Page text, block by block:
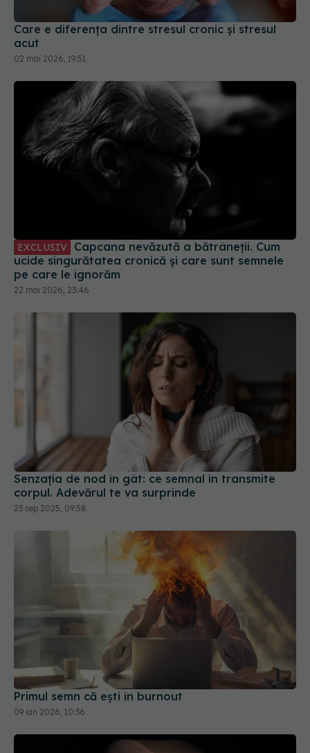
Care e diferența dintre stresul cronic și stresul
acut
02 mai 2026, 19:51
EXCLUSIV
ucide singurătatea cronică și care sunt semnele
pe care le ignorăm
22 mai 2026, 23:46
Senzația de nod în gât: ce semnal în transmite
corpul. Adevărul te va surprinde
23 sep 2025, 09:58
Primul semn că ești în burnout
09 ian 2026, 10:36